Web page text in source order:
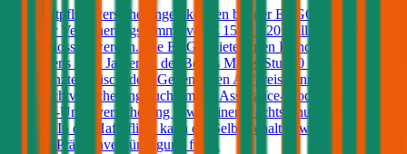
Kfz-Haftpflichtversicherungen können bei der ERGO Versicherung
mit einer Versicherungssumme von € 15 und 20 Millionen
abgeschlossen werden. Die ERGO bietet ihren Kunden, die sich seit
mindestens zwei Jahren in der Bonus Malus-Stufe 0 befinden,
unbegrenzte Freischäden. Gegen einen Aufpreis kann die Kfz-
Haftpflichtversicherung auch um ein Assistance-Produkt, eine
Insassen-Unfallversicherung sowie einen Rechtsschutz erweitert
werden. In der Haftpflicht kann ein Selbstbehalt gewählt werden der
zu einer Prämienvergünstigung führt.